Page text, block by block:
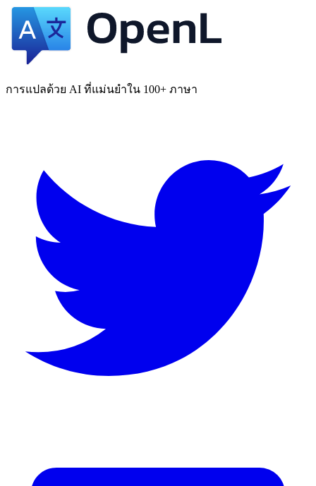
การแปลด้วย AI ที่แม่นยำใน 100+ ภาษา